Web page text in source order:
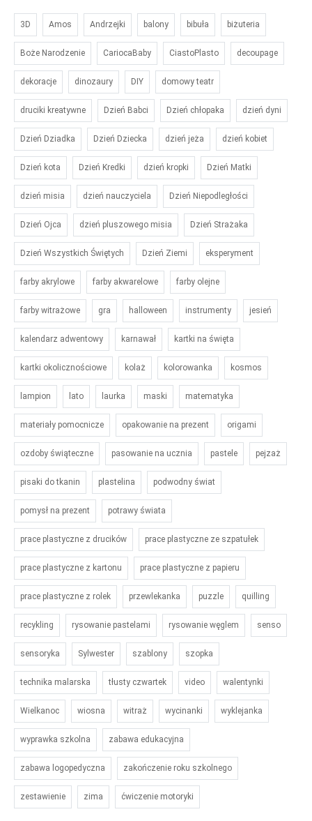
3D Amos Andrzejki balony bibuła biżuteria
Boże Narodzenie CariocaBaby CiastoPlasto decoupage
dekoracje dinozaury DIY domowy teatr
druciki kreatywne Dzień Babci Dzień chłopaka dzień dyni
Dzień Dziadka Dzień Dziecka dzień jeża dzień kobiet
Dzień kota Dzień Kredki dzień kropki Dzień Matki
dzień misia dzień nauczyciela Dzień Niepodległości
Dzień Ojca dzień pluszowego misia Dzień Strażaka
Dzień Wszystkich Świętych Dzień Ziemi eksperyment
farby akrylowe farby akwarelowe farby olejne
farby witrażowe gra halloween instrumenty jesień
kalendarz adwentowy karnawał kartki na święta
kartki okolicznościowe kolaż kolorowanka kosmos
lampion lato laurka maski matematyka
materiały pomocnicze opakowanie na prezent origami
ozdoby świąteczne pasowanie na ucznia pastele pejzaż
pisaki do tkanin plastelina podwodny świat
pomysł na prezent potrawy świata
prace plastyczne z drucików prace plastyczne ze szpatułek
prace plastyczne z kartonu prace plastyczne z papieru
prace plastyczne z rolek przewlekanka puzzle quilling
recykling rysowanie pastelami rysowanie węglem senso
sensoryka Sylwester szablony szopka
technika malarska tłusty czwartek video walentynki
Wielkanoc wiosna witraż wycinanki wyklejanka
wyprawka szkolna zabawa edukacyjna
zabawa logopedyczna zakończenie roku szkolnego
zestawienie zima ćwiczenie motoryki